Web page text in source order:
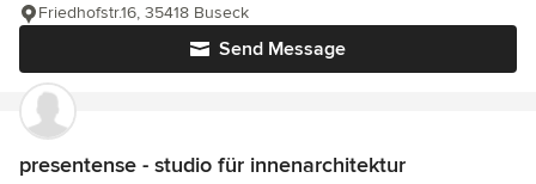
Send Message
Friedhofstr.16, 35418 Buseck
presentense - studio für innenarchitektur